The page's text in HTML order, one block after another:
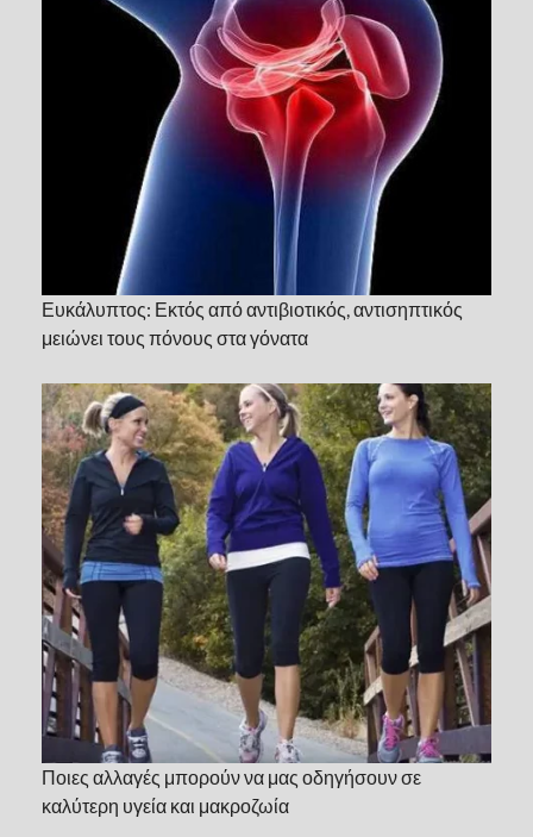
Ευκάλυπτος: Εκτός από αντιβιοτικός, αντισηπτικός
μειώνει τους πόνους στα γόνατα
Ποιες αλλαγές μπορούν να μας οδηγήσουν σε
καλύτερη υγεία και μακροζωία